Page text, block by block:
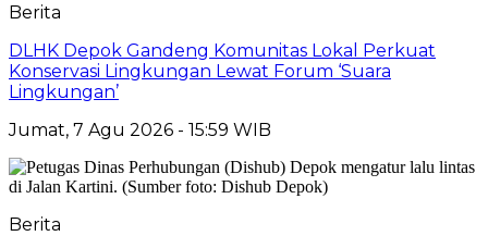
Berita
DLHK Depok Gandeng Komunitas Lokal Perkuat
Konservasi Lingkungan Lewat Forum ‘Suara
Lingkungan’
Jumat, 7 Agu 2026 - 15:59 WIB
Berita